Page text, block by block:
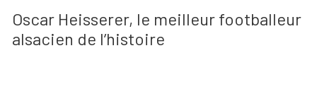
Oscar Heisserer, le meilleur footballeur
alsacien de l’histoire